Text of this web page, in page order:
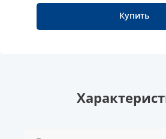
Купить